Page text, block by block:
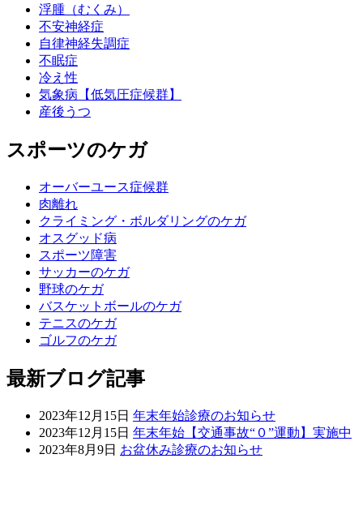
浮腫（むくみ）
不安神経症
自律神経失調症
不眠症
冷え性
気象病【低気圧症候群】
産後うつ
スポーツのケガ
オーバーユース症候群
肉離れ
クライミング・ボルダリングのケガ
オスグッド病
スポーツ障害
サッカーのケガ
野球のケガ
バスケットボールのケガ
テニスのケガ
ゴルフのケガ
最新ブログ記事
2023年12月15日 年末年始診療のお知らせ
2023年12月15日 年末年始【交通事故“０”運動】実施中
2023年8月9日 お盆休み診療のお知らせ